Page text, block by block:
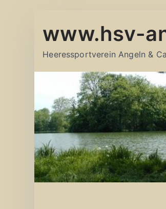
Inhalt
www.hsv-
Heeressportverein Angeln &